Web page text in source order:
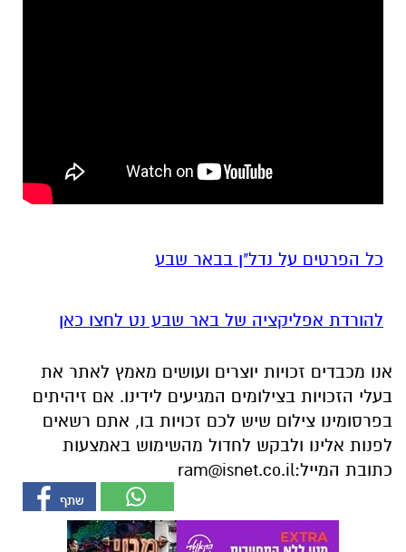
כל הפרטים על נדל"ן בבאר שבע
להורדת אפליקציה של באר שבע נט לחצו כאן
אנו מכבדים זכויות יוצרים ועושים מאמץ לאתר את
בעלי הזכויות בצילומים המגיעים לידינו. אם זיהיתים
בפרסומינו צילום שיש לכם זכויות בו, אתם רשאים
לפנות אלינו ולבקש לחדול מהשימוש באמצעות
כתובת המייל:ram@isnet.co.il